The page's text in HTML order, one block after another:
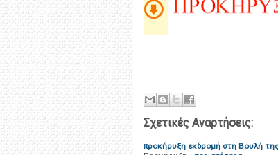
Σχετικές Αναρτήσεις:
προκήρυξη εκδρομή στη Βουλή